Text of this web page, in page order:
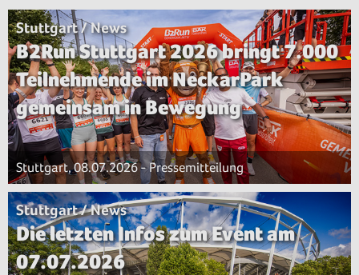
Stuttgart / News
B2Run Stuttgart 2026 bringt 7.000
Teilnehmende im NeckarPark
gemeinsam in Bewegung
Stuttgart, 08.07.2026 - Pressemitteilung
Stuttgart / News
Die letzten Infos zum Event am
07.07.2026